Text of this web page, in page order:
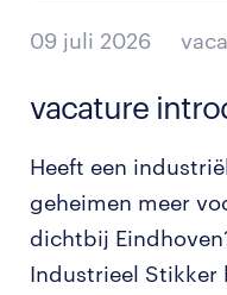
09 juli 2026
vacature
Heeft een
geheimen meer
dichtbij
Industrieel Stikker